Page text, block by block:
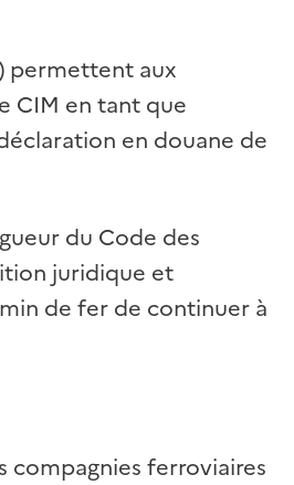
permettent aux
CIM en tant que
en douane de
du Code des
juridique et
de fer de continuer à
compagnies ferroviaires